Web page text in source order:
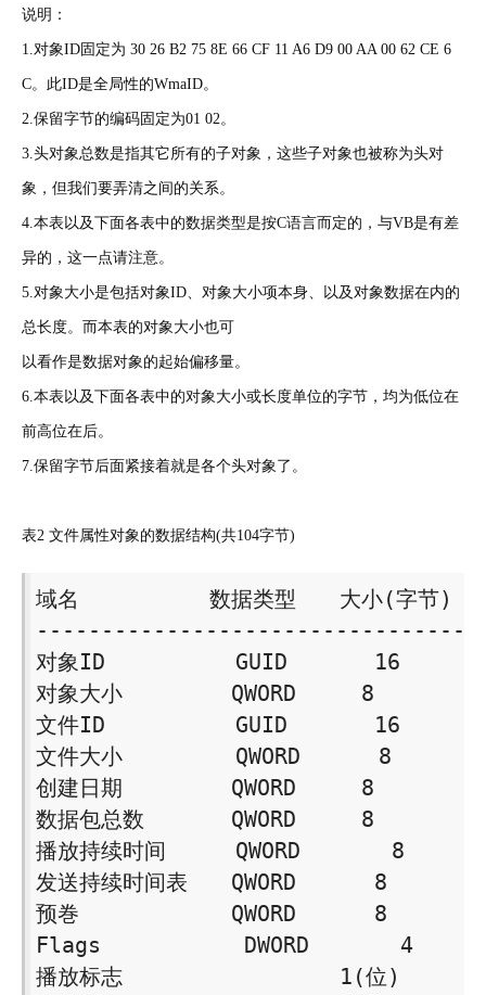
说明：
1.对象ID固定为 30 26 B2 75 8E 66 CF 11 A6 D9 00 AA 00 62 CE 6
C。此ID是全局性的WmaID。
2.保留字节的编码固定为01 02。
3.头对象总数是指其它所有的子对象，这些子对象也被称为头对
象，但我们要弄清之间的关系。
4.本表以及下面各表中的数据类型是按C语言而定的，与VB是有差
异的，这一点请注意。
5.对象大小是包括对象ID、对象大小项本身、以及对象数据在内的
总长度。而本表的对象大小也可
以看作是数据对象的起始偏移量。
6.本表以及下面各表中的对象大小或长度单位的字节，均为低位在
前高位在后。
7.保留字节后面紧接着就是各个头对象了。
表2 文件属性对象的数据结构(共104字节)
域名　　　　　　数据类型　　大小(字节)
对象ID　　　　　　GUID　　　　16
对象大小　　　　　QWORD　　　8
文件ID　　　　　　GUID　　　　16
文件大小 　　　　 QWORD　　　 8
创建日期　　　　　QWORD　　　8
数据包总数　　　　QWORD　　　8
播放持续时间 　　 QWORD　　　  8
发送持续时间表　　QWORD　　　 8
预巻　　　　　　　QWORD　　　 8
Flags　　　　　　 DWORD　　　  4
播放标志　　　　　　　　　　1(位)